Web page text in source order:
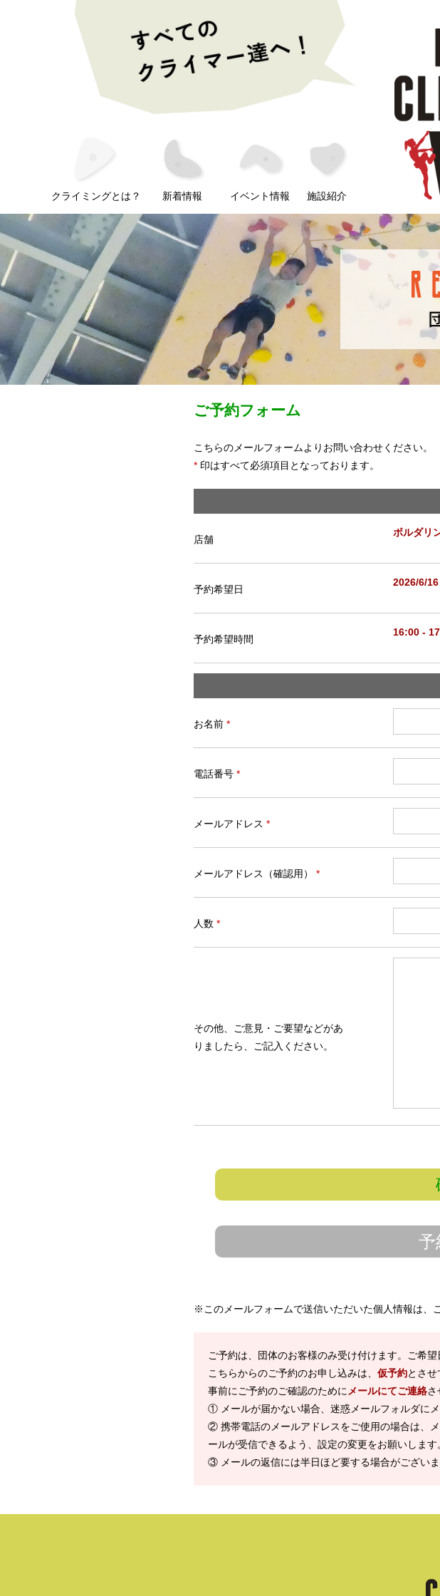
クライミングとは？ 新着情報 イベント情報 施設紹介
ご予約フォーム
こちらのメールフォームよりお問い合わせください。
* 印はすべて必須項目となっております。
店舗
ボルダリ
予約希望日
2026/6/16
予約希望時間
16:00 -
お名前 *
電話番号 *
メールアドレス *
メールアドレス（確認用） *
人数 *
その他、ご意見・ご要望などがあ
りましたら、ご記入ください。
予
※このメールフォームで送信いただいた個人情報は、
ご予約は、団体のお客様のみ受け付けます。ご希
こちらからのご予約のお申し込みは、 仮予約とさせ
事前にご予約のご確認のために メールにてご連絡さ
① メールが届かない場合、迷惑メールフォルダに
② 携帯電話のメールアドレスをご使用の場合は、
ールが受信できるよう、設定の変更をお願いします
③ メールの返信には半日ほど要する場合がございま